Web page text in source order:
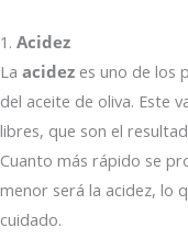
1. Acidez
La acidez es uno de los
del aceite de oliva. Este
libres, que son el
Cuanto más rápido se
menor será la acidez, lo
cuidado.